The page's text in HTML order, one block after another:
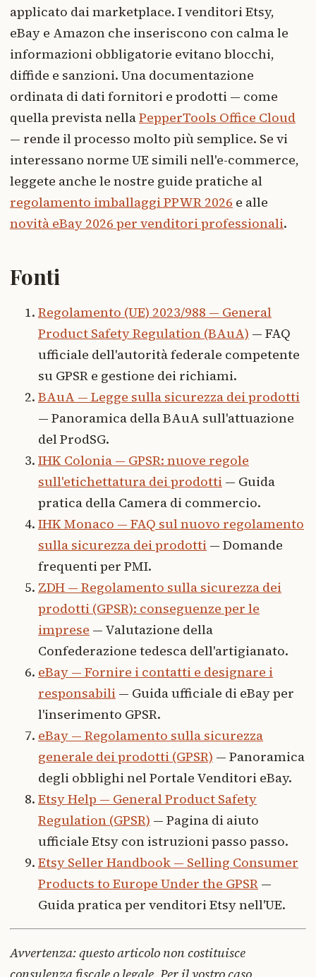
applicato dai marketplace. I venditori Etsy,
eBay e Amazon che inseriscono con calma le
informazioni obbligatorie evitano blocchi,
diffide e sanzioni. Una documentazione
ordinata di dati fornitori e prodotti — come
quella prevista nellaPepperTools Office Cloud
— rende il processo molto più semplice. Se vi
interessano norme UE simili nell'e-commerce,
leggete anche le nostre guide pratiche al
regolamento imballaggi PPWR 2026 e alle
novità eBay 2026 per venditori professionali.
Fonti
Regolamento (UE) 2023/988 — General
Product Safety Regulation (BAuA) — FAQ
ufficiale dell'autorità federale competente
su GPSR e gestione dei richiami.
BAuA — Legge sulla sicurezza dei prodotti
— Panoramica della BAuA sull'attuazione
del ProdSG.
IHK Colonia — GPSR: nuove regole
sull'etichettatura dei prodotti — Guida
pratica della Camera di commercio.
IHK Monaco — FAQ sul nuovo regolamento
sulla sicurezza dei prodotti — Domande
frequenti per PMI.
ZDH — Regolamento sulla sicurezza dei
prodotti (GPSR): conseguenze per le
imprese — Valutazione della
Confederazione tedesca dell'artigianato.
eBay — Fornire i contatti e designare i
responsabili — Guida ufficiale di eBay per
l'inserimento GPSR.
eBay — Regolamento sulla sicurezza
generale dei prodotti (GPSR) — Panoramica
degli obblighi nel Portale Venditori eBay.
Etsy Help — General Product Safety
Regulation (GPSR) — Pagina di aiuto
ufficiale Etsy con istruzioni passo passo.
Etsy Seller Handbook — Selling Consumer
Products to Europe Under the GPSR —
Guida pratica per venditori Etsy nell'UE.
Avvertenza: questo articolo non costituisce